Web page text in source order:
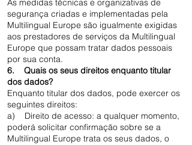
As medidas técnicas e organizativas de
segurança criadas e implementadas pela
Multilingual Europe são igualmente exigidas
aos prestadores de serviços da Multilingual
Europe que possam tratar dados pessoais
por sua conta.
6. Quais os seus direitos enquanto titular
dos dados?
Enquanto titular dos dados, pode exercer os
seguintes direitos:
a) Direito de acesso: a qualquer momento,
poderá solicitar confirmação sobre se a
Multilingual Europe trata os seus dados, o